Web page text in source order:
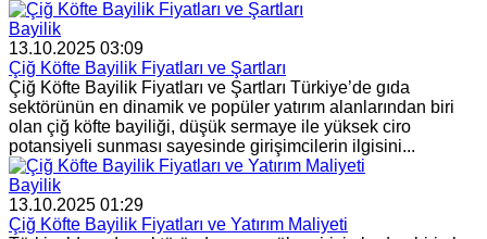
Bayilik
13.10.2025 03:09
Çiğ Köfte Bayilik Fiyatları ve Şartları
Çiğ Köfte Bayilik Fiyatları ve Şartları Türkiye’de gıda
sektörünün en dinamik ve popüler yatırım alanlarından biri
olan çiğ köfte bayiliği, düşük sermaye ile yüksek ciro
potansiyeli sunması sayesinde girişimcilerin ilgisini...
Bayilik
13.10.2025 01:29
Çiğ Köfte Bayilik Fiyatları ve Yatırım Maliyeti